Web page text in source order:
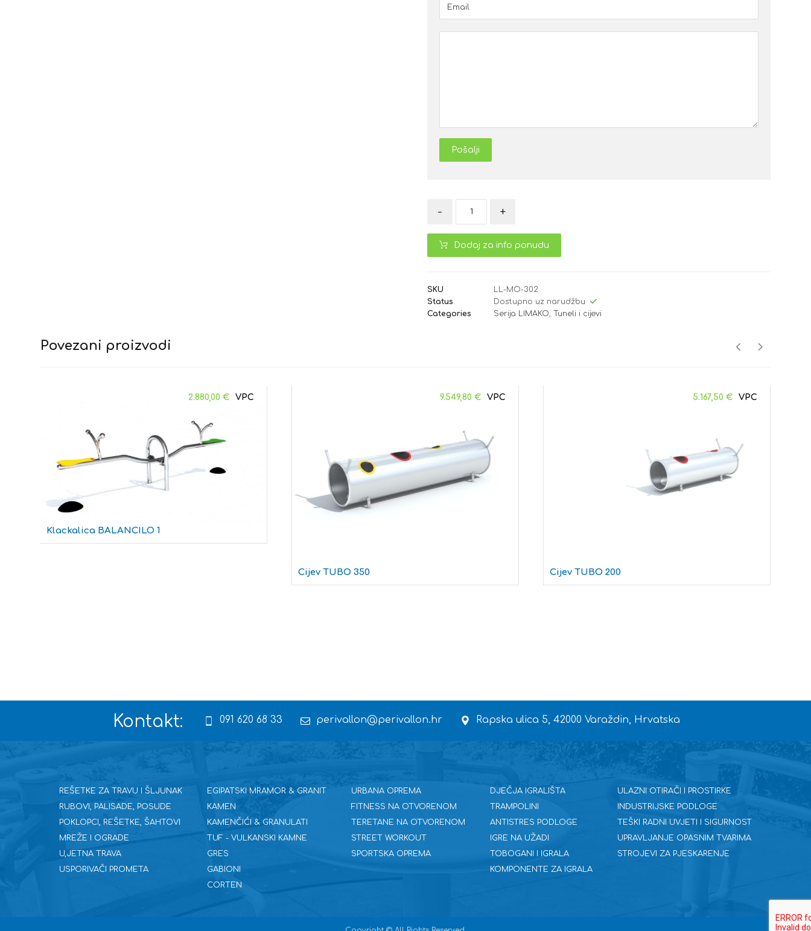
Pošalji
- +
Dodaj za info ponudu
SKU
LL-MO-302
Status
Dostupno uz narudžbu
Categories
Serija LIMAKO,Tuneli i cijevi
Povezani proizvodi
Klackalica BALANCILO 1
2.880,00€
Cijev TUBO 350
9.549,80€
Cijev TUBO 200
5.167,50€
Kontakt: 091 620 68 33 perivallon@perivallon.hr Rapska ulica 5, 42000 Varaždin, Hrvatska
REŠETKE ZA TRAVU I ŠLJUNAK
RUBOVI, PALISADE, POSUDE
POKLOPCI, REŠETKE, ŠAHTOVI
MREŽE I OGRADE
U,JETNA TRAVA
USPORIVAČI PROMETA
EGIPATSKI MRAMOR & GRANIT
KAMEN
KAMENČIĆI & GRANULATI
TUF - VULKANSKI KAMNE
GRES
GABIONI
CORTEN
URBANA OPREMA
FITNESS NA OTVORENOM
TERETANE NA OTVORENOM
STREET WORKOUT
SPORTSKA OPREMA
DJEČJA IGRALIŠTA
TRAMPOLINI
ANTISTRES PODLOGE
IGRE NA UŽADI
TOBOGANI I IGRALA
KOMPONENTE ZA IGRALA
ULAZNI OTIRAČI I PROSTIRKE
INDUSTRIJSKE PODLOGE
TEŠKI RADNI UVJETI I SIGURNOST
UPRAVLJANJE OPASNIM TVARIMA
STROJEVI ZA PJESKARENJE